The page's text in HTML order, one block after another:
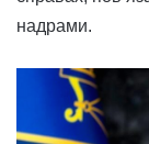
надрами.